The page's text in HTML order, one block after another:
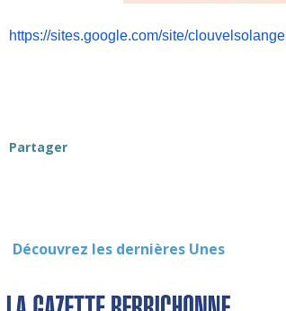
https://sites.google.com/site/clouvelsolange
Partager
Découvrez les dernières Unes